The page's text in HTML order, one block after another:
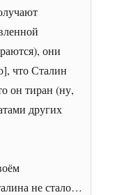
они
что Сталин
он тиран (ну,
других
не стало…